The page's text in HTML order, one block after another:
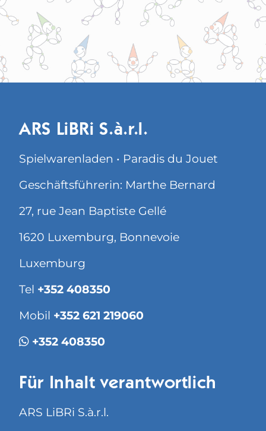
ARS LiBRi S.à.r.l.
Spielwarenladen • Paradis du Jouet
Geschäftsführerin: Marthe Bernard
27, rue Jean Baptiste Gellé
1620 Luxemburg, Bonnevoie
Luxemburg
Tel +352 408350
Mobil +352 621 219060
+352 408350
Für Inhalt verantwortlich
ARS LiBRi S.à.r.l.